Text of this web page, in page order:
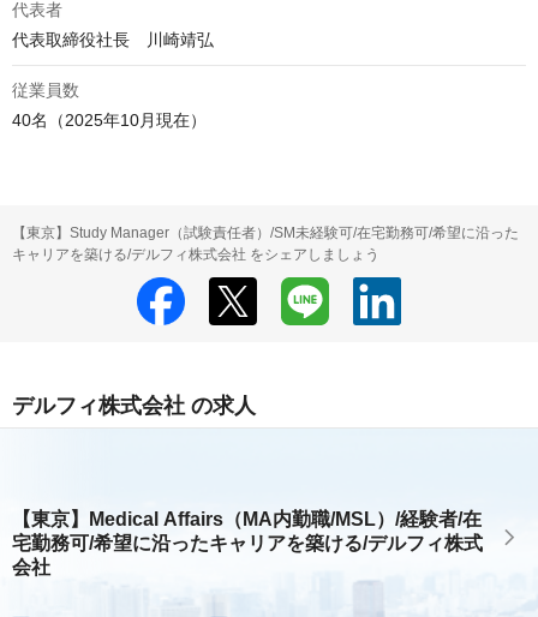
代表者
代表取締役社長　川崎靖弘
従業員数
40名（2025年10月現在）
【東京】Study Manager（試験責任者）/SM未経験可/在宅勤務可/希望に沿った
キャリアを築ける/デルフィ株式会社 をシェアしましょう
デルフィ株式会社 の求人
【東京】Medical Affairs（MA内勤職/MSL）/経験者/在
宅勤務可/希望に沿ったキャリアを築ける/デルフィ株式
会社